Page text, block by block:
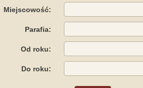
Miejscowość:
Parafia:
Od roku:
Do roku: